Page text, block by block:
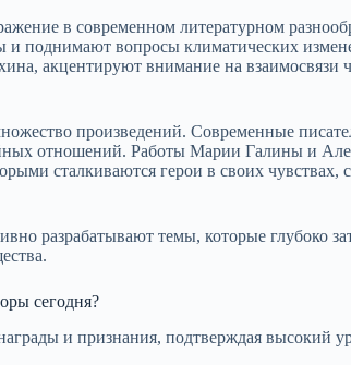
в современном литературном
и поднимают вопросы климатических
акцентируют внимание на взаимосвязи
произведений. Современные
отношений. Работы Марии Галины и
сталкиваются герои в своих чувствах,
разрабатывают темы, которые глубоко
сегодня?
и признания, подтверждая высокий